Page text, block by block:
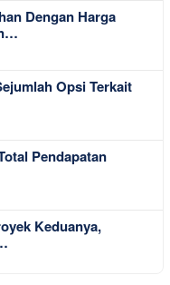
Dengan Harga
Opsi Terkait
Pendapatan
Keduanya,